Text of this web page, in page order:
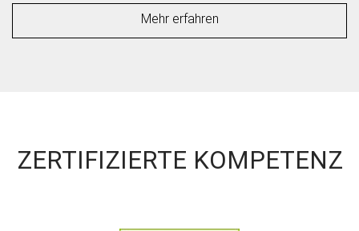
Mehr erfahren
ZERTIFIZIERTE KOMPETENZ